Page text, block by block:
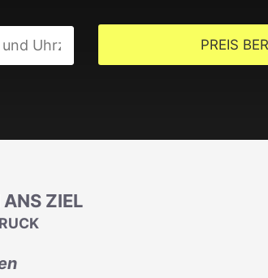
PREIS
ZIEL